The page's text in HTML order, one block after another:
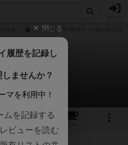
airship city - 飛行船都市 -の通販/商品詳細
船都市
すめボードゲーム
3
カフェ
へのおすすめ
閉じる
履歴を記録し
ませんか？
マを利用中！
ムを記録する
ビューを読む